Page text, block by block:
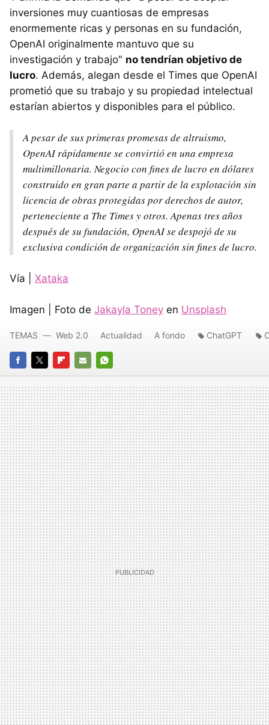
inversiones muy cuantiosas de empresas
enormemente ricas y personas en su fundación,
OpenAI originalmente mantuvo que su
investigación y trabajo" no tendrían objetivo de
lucro. Además, alegan desde el Times que OpenAI
prometió que su trabajo y su propiedad intelectual
estarían abiertos y disponibles para el público.
A pesar de sus primeras promesas de altruismo,
OpenAI rápidamente se convirtió en una empresa
multimillonaria. Negocio con fines de lucro en dólares
construido en gran parte a partir de la explotación sin
licencia de obras protegidas por derechos de autor,
perteneciente a The Times y otros. Apenas tres años
después de su fundación, OpenAI se despojó de su
exclusiva condición de organización sin fines de lucro.
Vía | Xataka
Imagen | Foto de Jakayla Toney en Unsplash
FACEBOOK
TWITTERFLIPBOARD
E-
MAIL
WHATSAPP
TEMAS Web 2.0 Actualidad A fondo ChatGPT